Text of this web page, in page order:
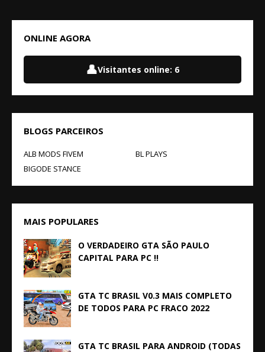
ONLINE AGORA
👤Visitantes online: 6
BLOGS PARCEIROS
ALB MODS FIVEM
BL PLAYS
BIGODE STANCE
MAIS POPULARES
O VERDADEIRO GTA SÃO PAULO
CAPITAL PARA PC !!
GTA TC BRASIL V0.3 MAIS COMPLETO
DE TODOS PARA PC FRACO 2022
GTA TC BRASIL PARA ANDROID (TODAS